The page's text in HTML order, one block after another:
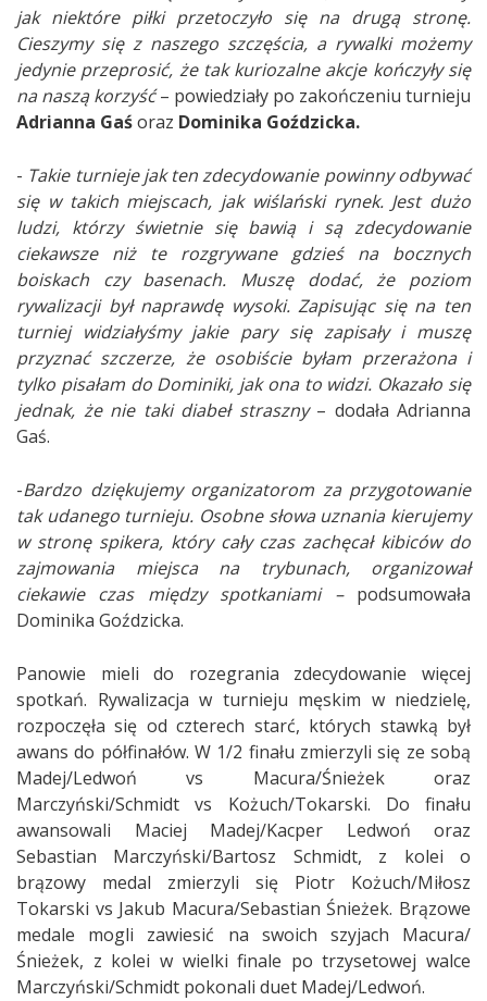
jak niektóre piłki przetoczyło się na drugą stronę.
Cieszymy się z naszego szczęścia, a rywalki możemy
jedynie przeprosić, że tak kuriozalne akcje kończyły się
na naszą korzyść– powiedziały po zakończeniu turnieju
Adrianna Gaśoraz Dominika Goździcka.
- Takie turnieje jak ten zdecydowanie powinny odbywać
się w takich miejscach, jak wiślański rynek. Jest dużo
ludzi, którzy świetnie się bawią i są zdecydowanie
ciekawsze niż te rozgrywane gdzieś na bocznych
boiskach czy basenach. Muszę dodać, że poziom
rywalizacji był naprawdę wysoki. Zapisując się na ten
turniej widziałyśmy jakie pary się zapisały i muszę
przyznać szczerze, że osobiście byłam przerażona i
tylko pisałam do Dominiki, jak ona to widzi. Okazało się
jednak, że nie taki diabeł straszny– dodała Adrianna
Gaś.
-Bardzo dziękujemy organizatorom za przygotowanie
tak udanego turnieju. Osobne słowa uznania kierujemy
w stronę spikera, który cały czas zachęcał kibiców do
zajmowania miejsca na trybunach, organizował
ciekawie czas między spotkaniami –podsumowała
Dominika Goździcka.
Panowie mieli do rozegrania zdecydowanie więcej
spotkań. Rywalizacja w turnieju męskim w niedzielę,
rozpoczęła się od czterech starć, których stawką był
awans do półfinałów. W 1/2 finału zmierzyli się ze sobą
Madej/Ledwoń vs Macura/Śnieżek oraz
Marczyński/Schmidt vs Kożuch/Tokarski. Do finału
awansowali Maciej Madej/Kacper Ledwoń oraz
Sebastian Marczyński/Bartosz Schmidt, z kolei o
brązowy medal zmierzyli się Piotr Kożuch/Miłosz
Tokarski vs Jakub Macura/Sebastian Śnieżek. Brązowe
medale mogli zawiesić na swoich szyjach Macura/
Śnieżek, z kolei w wielki finale po trzysetowej walce
Marczyński/Schmidt pokonali duet Madej/Ledwoń.